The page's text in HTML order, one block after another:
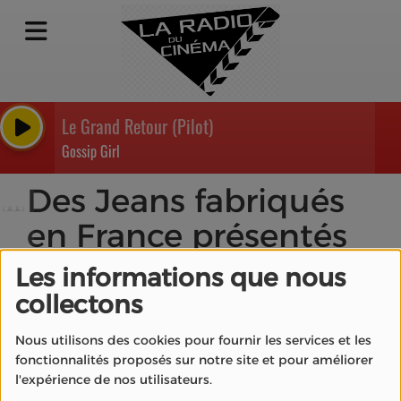
Les informations que nous
collectons
Nous utilisons des cookies pour fournir les services et les
fonctionnalités proposés sur notre site et pour améliorer
l'expérience de nos utilisateurs.
Le Grand Retour (Pilot)
Gossip Girl
Des Jeans fabriqués
en France présentés
au festival de Cannes